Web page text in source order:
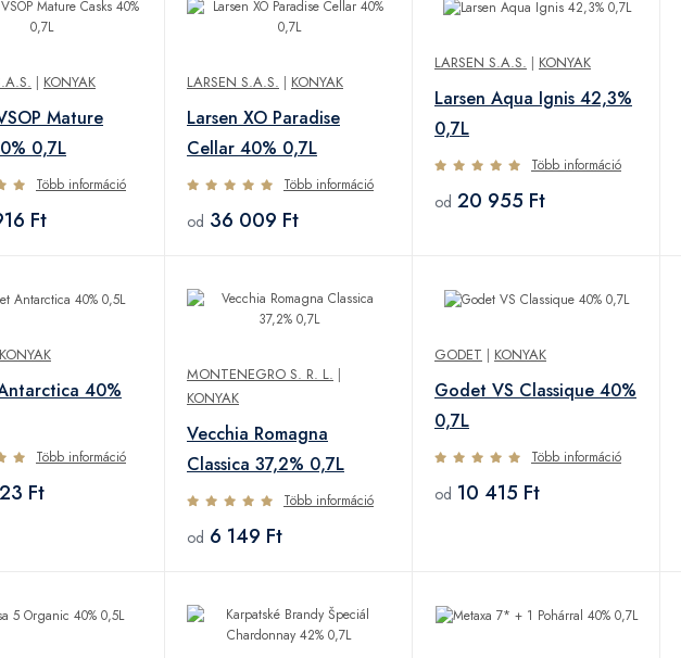
| KONYAK
Mature
0,7L
Több információ
Ft
LARSEN S.A.S. | KONYAK
Larsen XO Paradise
Cellar 40% 0,7L
Több információ
od 36 009 Ft
LARSEN S.A.S. | KONYAK
Larsen Aqua Ignis 42,3%
0,7L
Több információ
od 20 955 Ft
KONYAK
40%
Több információ
Ft
MONTENEGRO S. R. L. |
KONYAK
Vecchia Romagna
Classica 37,2% 0,7L
Több információ
od 6 149 Ft
GODET | KONYAK
Godet VS Classique 40%
0,7L
Több információ
od 10 415 Ft